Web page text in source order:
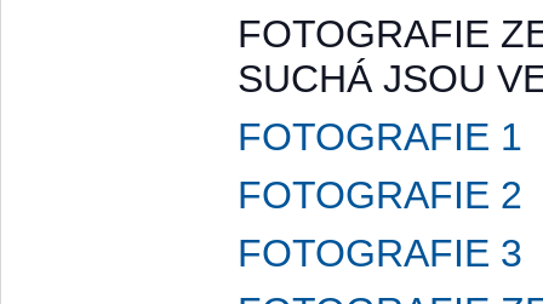
FOTOGRAFIE
SUCHÁ JSOU
FOTOGRAFIE 1
FOTOGRAFIE 2
FOTOGRAFIE 3